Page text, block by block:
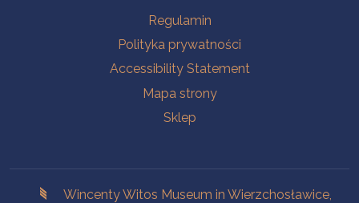
Regulamin
Polityka prywatności
Accessibility Statement
Mapa strony
Sklep
Wincenty Witos Museum in Wierzchosławice,